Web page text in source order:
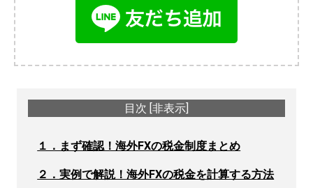
目次 非表示
１．まず確認！海外FXの税金制度まとめ
２．実例で解説！海外FXの税金を計算する方法